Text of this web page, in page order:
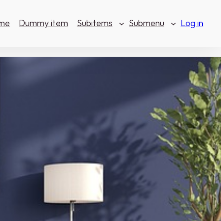
Dummy item Subitems Submenu Log in